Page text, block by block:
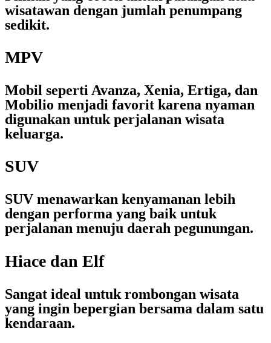
wisatawan dengan jumlah penumpang
sedikit.
MPV
Mobil seperti Avanza, Xenia, Ertiga, dan
Mobilio menjadi favorit karena nyaman
digunakan untuk perjalanan wisata
keluarga.
SUV
SUV menawarkan kenyamanan lebih
dengan performa yang baik untuk
perjalanan menuju daerah pegunungan.
Hiace dan Elf
Sangat ideal untuk rombongan wisata
yang ingin bepergian bersama dalam satu
kendaraan.